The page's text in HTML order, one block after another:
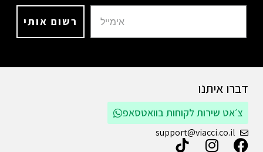
דברו איתנו
צ׳אט שירות לקוחות בוואטסאפ
support@viacci.co.il
רשום אותי